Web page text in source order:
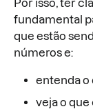
Por isso, ter
fundamental
que estão
números e:
entenda o
veja o que